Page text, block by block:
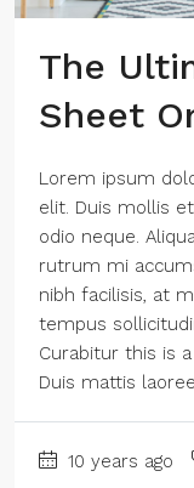
The
Sheet
Lorem ipsum
elit. Duis mollis
odio neque.
rutrum mi
nibh facilisis, at
tempus
Curabitur this is
Duis mattis
10 years ago